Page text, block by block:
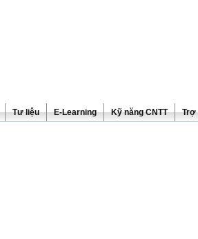
Tư liệu E-Learning Kỹ năng CNTT Trợ